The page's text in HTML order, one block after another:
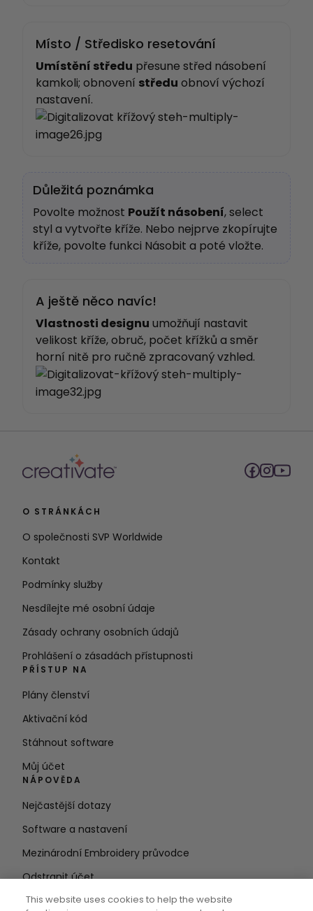
Místo / Středisko resetování
Umístění středu přesune střed násobení
kamkoli; obnovení středu obnoví výchozí
nastavení.
Důležitá poznámka
Povolte možnost Použít násobení, select
styl a vytvořte kříže. Nebo nejprve zkopírujte
kříže, povolte funkci Násobit a poté vložte.
A ještě něco navíc!
Vlastnosti designu umožňují nastavit
velikost kříže, obruč, počet křížků a směr
horní nitě pro ručně zpracovaný vzhled.
O STRÁNKÁCH
O společnosti SVP Worldwide
Kontakt
Podmínky služby
Nesdílejte mé osobní údaje
Zásady ochrany osobních údajů
Prohlášení o zásadách přístupnosti
PŘÍSTUP NA
Plány členství
Aktivační kód
Stáhnout software
Můj účet
NÁPOVĚDA
Nejčastější dotazy
Software a nastavení
Mezinárodní Embroidery průvodce
Odstranit účet
This website uses cookies to help the website